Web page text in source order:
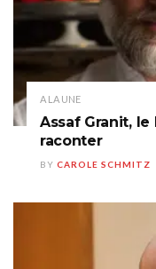
A LA UNE
Assaf Granit, le
raconter
BY CAROLE SCHMITZ